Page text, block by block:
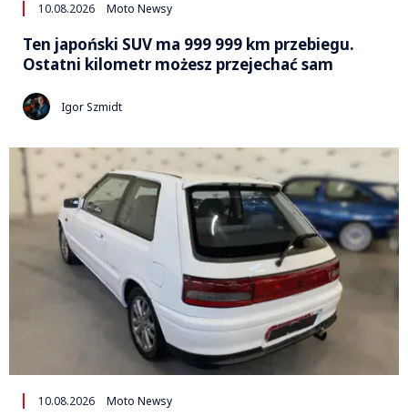
10.08.2026 Moto Newsy
Ten japoński SUV ma 999 999 km przebiegu.
Ostatni kilometr możesz przejechać sam
Igor Szmidt
10.08.2026 Moto Newsy